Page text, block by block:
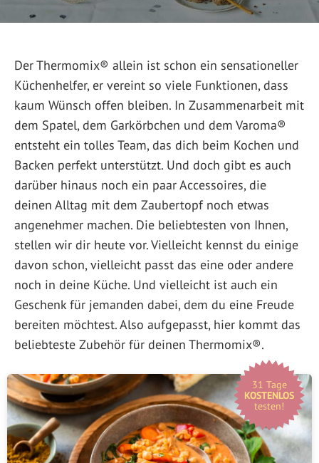
Der Thermomix® allein ist schon ein sensationeller
Küchenhelfer, er vereint so viele Funktionen, dass
kaum Wünsch offen bleiben. In Zusammenarbeit mit
dem Spatel, dem Garkörbchen und dem Varoma®
entsteht ein tolles Team, das dich beim Kochen und
Backen perfekt unterstützt. Und doch gibt es auch
darüber hinaus noch ein paar Accessoires, die
deinen Alltag mit dem Zaubertopf noch etwas
angenehmer machen. Die beliebtesten von Ihnen,
stellen wir dir heute vor. Vielleicht kennst du einige
davon schon, vielleicht passt das eine oder andere
noch in deine Küche. Und vielleicht ist auch ein
Geschenk für jemanden dabei, dem du eine Freude
bereiten möchtest. Also aufgepasst, hier kommt das
beliebteste Zubehör für deinen Thermomix®.
31 Tage
KOSTENLOS
testen!